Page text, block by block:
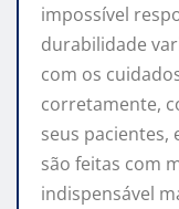
impossível
durabilidade
com os
corretamente,
seus pacientes,
são feitas com
indispensável